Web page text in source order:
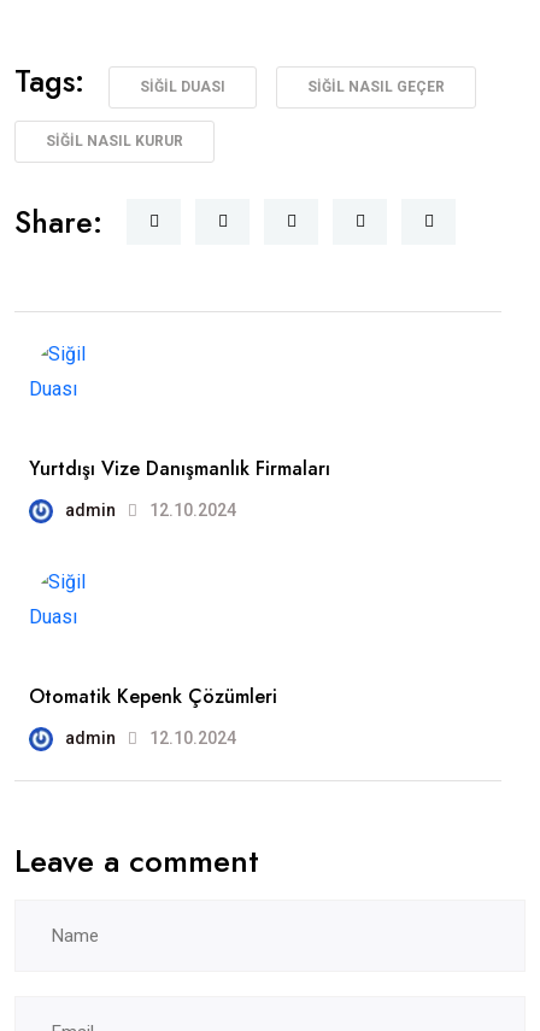
Tags: SIĞIL DUASI SIĞIL NASIL GEÇER
SIĞIL NASIL KURUR
Share:
Yurtdışı Vize Danışmanlık Firmaları
admin 12.10.2024
Otomatik Kepenk Çözümleri
admin 12.10.2024
Leave a comment